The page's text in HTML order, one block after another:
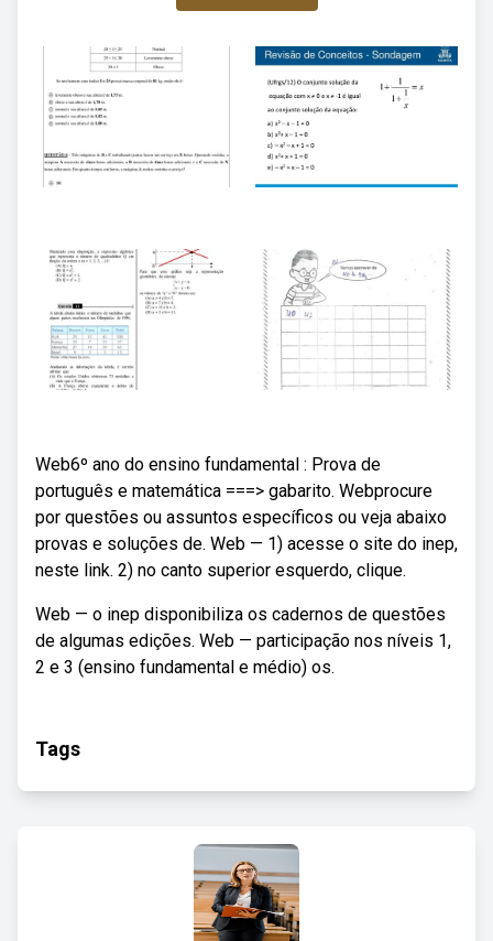
Web6º ano do ensino fundamental : Prova de
português e matemática ===> gabarito. Webprocure
por questões ou assuntos específicos ou veja abaixo
provas e soluções de. Web — 1) acesse o site do inep,
neste link. 2) no canto superior esquerdo, clique.
Web — o inep disponibiliza os cadernos de questões
de algumas edições. Web — participação nos níveis 1,
2 e 3 (ensino fundamental e médio) os.
Tags